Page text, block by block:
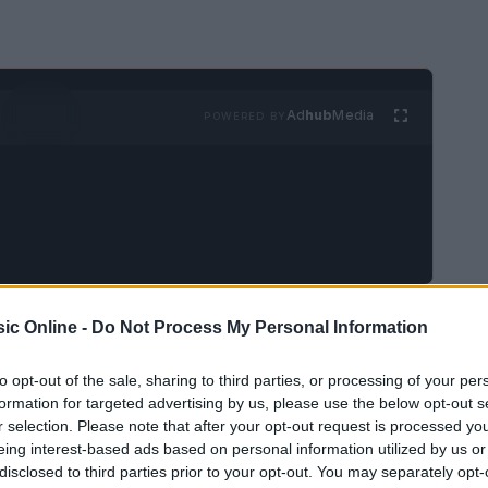
Online - Do Not Process My Personal Information
opt-out of the sale, sharing to third parties, or processing of your
for targeted advertising by us, please use the below opt-out
selection. Please note that after your opt-out request is processed
interest-based ads based on personal information utilized by us
to third parties prior to your opt-out. You may separately
AdhubMedia
nascono opere straordinarie. Non
e Maria Antonietta, due nomi di spicco
le forze per dar vita a un album che promette
in uscita il 19 settembre, non è solo un
felice e delle piccole gioie quotidiane